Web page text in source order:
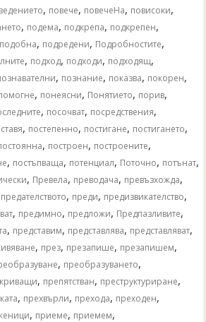
, повече, повечеНа, повисоки,
, подема, подкрепа, подкрепен,
подобна, подредени, Подробностите,
, подход, подходи, подходящ,
, познание, показва, покорен,
, понеясни, Понятието, порив,
, посочват, посредствения,
, постепенно, постигане, постигането,
, построен, построените,
, постъпваща, потенциал, Поточно, потънат,
, Превела, преводача, превъзхожда,
предателството, преди, предизвикателство,
, предимно, предложи, Предпазливите,
, представим, представлява, представляват,
, през, презапише, презапишем,
, преобразуването,
, препятстван, преструктуриране,
, прехвърли, прехода, преходен,
, приеме, приемем,